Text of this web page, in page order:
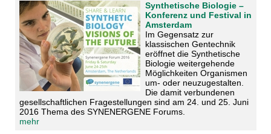
Synthetische Biologie –
Konferenz und Festival in
Amsterdam
Im Gegensatz zur
klassischen Gentechnik
eröffnet die Synthetische
Biologie weitergehende
Möglichkeiten Organismen
um- oder neuzugestalten.
Die damit verbundenen
gesellschaftlichen Fragestellungen sind am 24. und 25. Juni
2016 Thema des SYNENERGENE Forums.
mehr